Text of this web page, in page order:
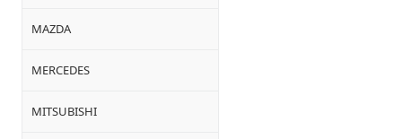
MAZDA
MERCEDES
MITSUBISHI